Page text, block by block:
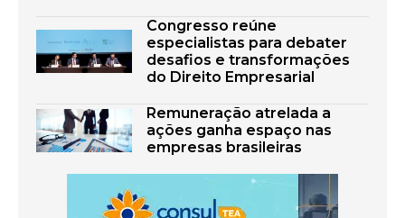
Congresso reúne
especialistas para debater
desafios e transformações
do Direito Empresarial
Remuneração atrelada a
ações ganha espaço nas
empresas brasileiras